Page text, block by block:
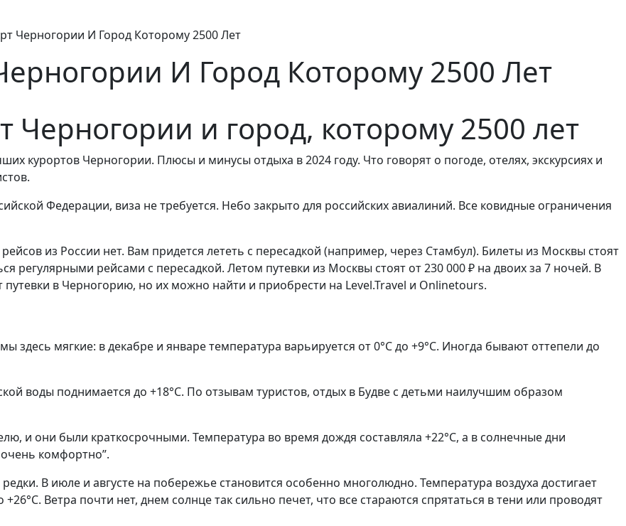
Черногории И Город Которому 2500 Лет
И Город Которому 2500 Лет
Черногории и город, которому 2500 лет
курортов Черногории. Плюсы и минусы отдыха в 2024 году. Что говорят о погоде, отелях, экскурсиях и
Федерации, виза не требуется. Небо закрыто для российских авиалиний. Все ковидные ограничения
из России нет. Вам придется лететь с пересадкой (например, через Стамбул). Билеты из Москвы стоят
регулярными рейсами с пересадкой. Летом путевки из Москвы стоят от 230 000 ₽ на двоих за 7 ночей. В
путевки в Черногорию, но их можно найти и приобрести на Level.Travel и Onlinetours.
мягкие: в декабре и январе температура варьируется от 0°C до +9°C. Иногда бывают оттепели до
воды поднимается до +18°C. По отзывам туристов, отдых в Будве с детьми наилучшим образом
и они были краткосрочными. Температура во время дождя составляла +22°C, а в солнечные дни
комфортно”.
В июле и августе на побережье становится особенно многолюдно. Температура воздуха достигает
Ветра почти нет, днем солнце так сильно печет, что все стараются спрятаться в тени или проводят